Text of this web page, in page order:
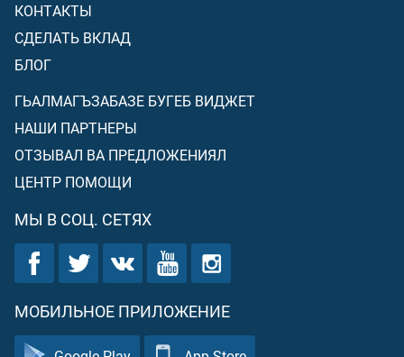
КОНТАКТЫ
СДЕЛАТЬ ВКЛАД
БЛОГ
ГЬАЛМАГЪЗАБАЗЕ БУГЕБ ВИДЖЕТ
НАШИ ПАРТНЕРЫ
ОТЗЫВАЛ ВА ПРЕДЛОЖЕНИЯЛ
ЦЕНТР ПОМОЩИ
МЫ В СОЦ. СЕТЯХ
МОБИЛЬНОЕ ПРИЛОЖЕНИЕ